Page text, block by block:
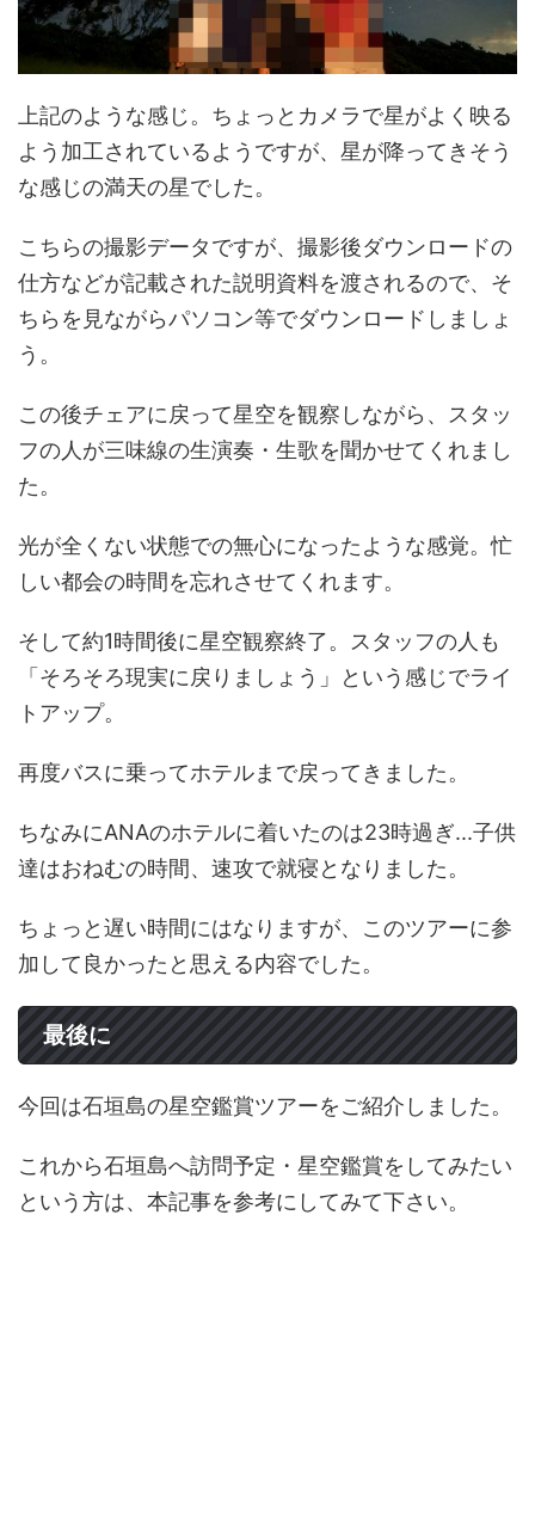
上記のような感じ。ちょっとカメラで星がよく映る
よう加工されているようですが、星が降ってきそう
な感じの満天の星でした。
こちらの撮影データですが、撮影後ダウンロードの
仕方などが記載された説明資料を渡されるので、そ
ちらを見ながらパソコン等でダウンロードしましょ
う。
この後チェアに戻って星空を観察しながら、スタッ
フの人が三味線の生演奏・生歌を聞かせてくれまし
た。
光が全くない状態での無心になったような感覚。忙
しい都会の時間を忘れさせてくれます。
そして約1時間後に星空観察終了。スタッフの人も
「そろそろ現実に戻りましょう」という感じでライ
トアップ。
再度バスに乗ってホテルまで戻ってきました。
ちなみにANAのホテルに着いたのは23時過ぎ...子供
達はおねむの時間、速攻で就寝となりました。
ちょっと遅い時間にはなりますが、このツアーに参
加して良かったと思える内容でした。
最後に
今回は石垣島の星空鑑賞ツアーをご紹介しました。
これから石垣島へ訪問予定・星空鑑賞をしてみたい
という方は、本記事を参考にしてみて下さい。